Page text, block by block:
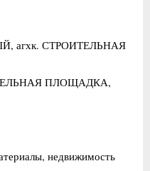
агхк. СТРОИТЕЛЬНАЯ
ПЛОЩАДКА,
недвижимость